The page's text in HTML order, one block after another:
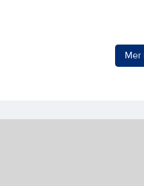
Mer